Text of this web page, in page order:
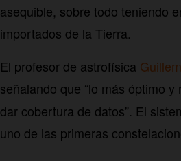
asequible, sobre todo teniendo
importados de la Tierra.
El profesor de astrofísica
señalando que “lo más óptimo
dar cobertura de datos”. El
uno de las primeras